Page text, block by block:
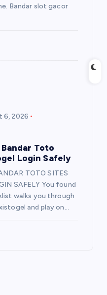
Bandar slot gacor
6, 2026
Toto
Login Safely
TOTO SITES
SAFELY You found
walks you through
and play on…